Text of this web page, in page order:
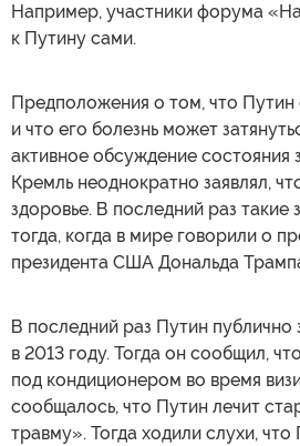
Например, участники форума
к Путину сами.
Предположения о том, что Путин
и что его болезнь может
активное обсуждение состояния
Кремль неоднократно заявлял,
здоровье. В последний раз такие
тогда, когда в мире говорили о
президента США Дональда
В последний раз Путин публично
в 2013 году. Тогда он сообщил,
под кондиционером во время
сообщалось, что Путин лечит
травму». Тогда ходили слухи, что